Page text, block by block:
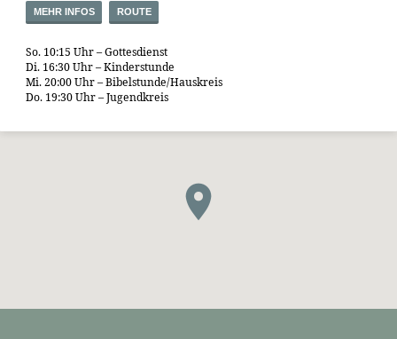
MEHR INFOS ROUTE
So. 10:15 Uhr – Gottesdienst
Di. 16:30 Uhr – Kinderstunde
Mi. 20:00 Uhr – Bibelstunde/Hauskreis
Do. 19:30 Uhr – Jugendkreis